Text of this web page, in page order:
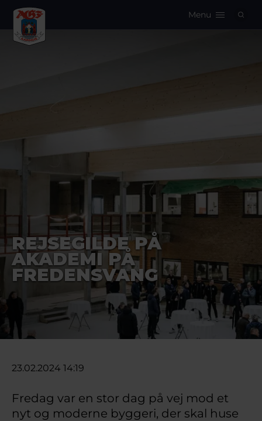
Menu
REJSEGILDE PÅ
AKADEMI PÅ
FREDENSVANG
23.02.2024 14:19
Fredag var en stor dag på vej mod et
nyt og moderne byggeri, der skal huse